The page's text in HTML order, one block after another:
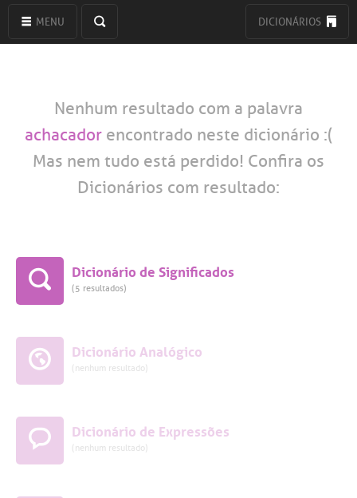
MENU DICIONÁRIOS
Nenhum resultado com a palavra
achacadorencontrado neste dicionário :(
Mas nem tudo está perdido! Confira os
Dicionários com resultado:
Dicionário de Significados
(5 resultados)
Dicionário Analógico
(nenhum resultado)
Dicionário de Expressões
(nenhum resultado)